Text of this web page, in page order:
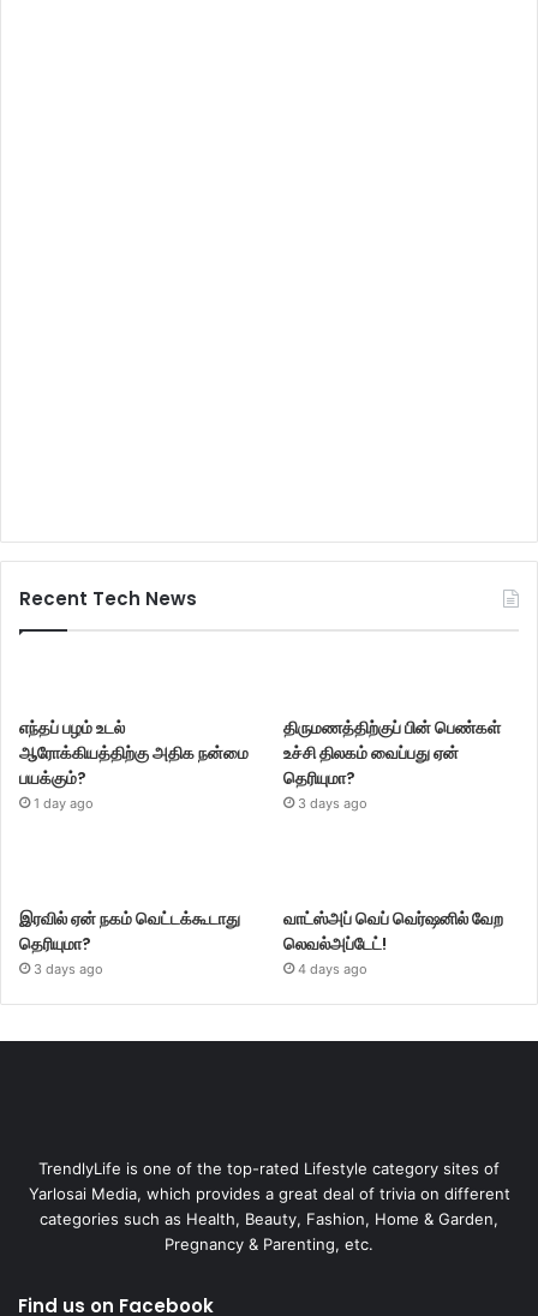
Recent Tech News
எந்தப் பழம் உடல்
ஆரோக்கியத்திற்கு அதிக நன்மை
பயக்கும்?
1 day ago
திருமணத்திற்குப் பின் பெண்கள்
உச்சி திலகம் வைப்பது ஏன்
தெரியுமா?
3 days ago
இரவில் ஏன் நகம் வெட்டக்கூடாது
தெரியுமா?
3 days ago
வாட்ஸ்அப் வெப் வெர்ஷனில் வேற
லெவல்அப்டேட்!
4 days ago
TrendlyLife is one of the top-rated Lifestyle category sites of
Yarlosai Media, which provides a great deal of trivia on different
categories such as Health, Beauty, Fashion, Home & Garden,
Pregnancy & Parenting, etc.
Find us on Facebook